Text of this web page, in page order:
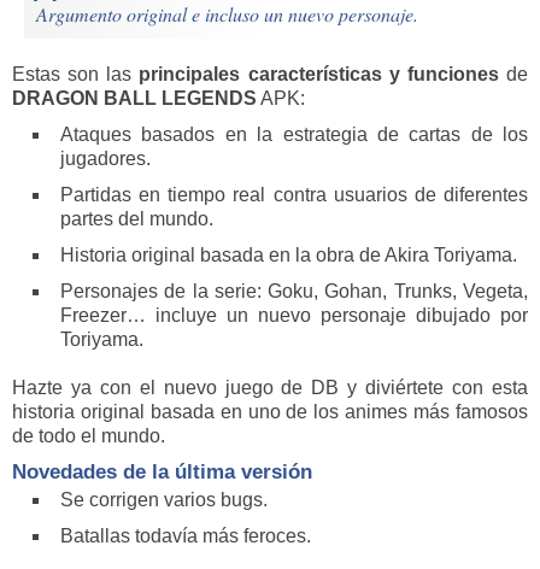
Argumento original e incluso un nuevo personaje.
Estas son las principales características y funcionesde
DRAGON BALL LEGENDS APK:
Ataques basados en la estrategia de cartas de los
jugadores.
Partidas en tiempo real contra usuarios de diferentes
partes del mundo.
Historia original basada en la obra de Akira Toriyama.
Personajes de la serie: Goku, Gohan, Trunks, Vegeta,
Freezer… incluye un nuevo personaje dibujado por
Toriyama.
Hazte ya con el nuevo juego de DB y diviértete con esta
historia original basada en uno de los animes más famosos
de todo el mundo.
Novedades de la última versión
Se corrigen varios bugs.
Batallas todavía más feroces.